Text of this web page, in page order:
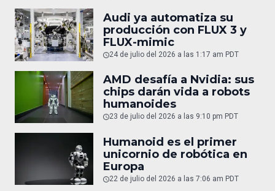
Audi ya automatiza su
producción con FLUX 3 y
FLUX-mimic
24 de julio del 2026 a las 1:17 am PDT
AMD desafía a Nvidia: sus
chips darán vida a robots
humanoides
23 de julio del 2026 a las 9:10 pm PDT
Humanoid es el primer
unicornio de robótica en
Europa
22 de julio del 2026 a las 7:06 am PDT